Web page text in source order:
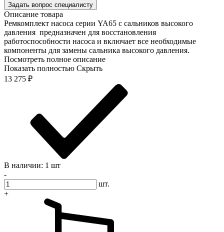
Задать вопрос специалисту
Описание товара
Ремкомплект насоса серии YA65 с сальников высокого
давления предназначен для восстановления
работоспособности насоса и включает все необходимые
компоненты для замены сальника высокого давления.
Посмотреть полное описание
Показать полностью Скрыть
13 275 ₽
В наличии: 1 шт
-
шт.
+